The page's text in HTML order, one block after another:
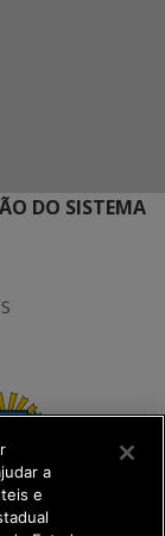
DO SISTEMA
a
e